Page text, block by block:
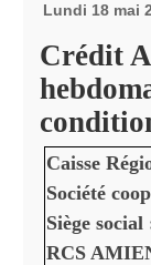
Lundi 18 mai
Crédit
Caisse
Société
Siège
RCS